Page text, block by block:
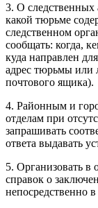
3. О следственных
какой тюрьме
следственном
сообщать: когда,
куда направлен
адрес тюрьмы или
почтового ящика).
4. Районным и
отделам при
запрашивать
ответа выдавать
5. Организовать
справок о
непосредственно